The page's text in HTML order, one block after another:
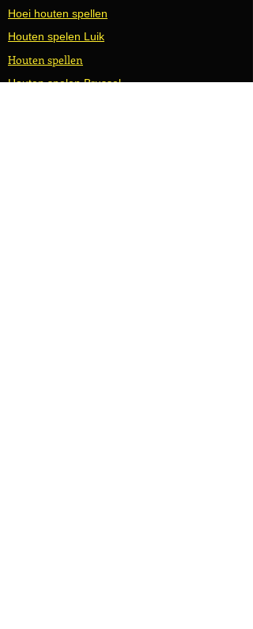
Hoei houten spellen
Houten spelen Luik
Houten spellen
Houten spelen Brussel